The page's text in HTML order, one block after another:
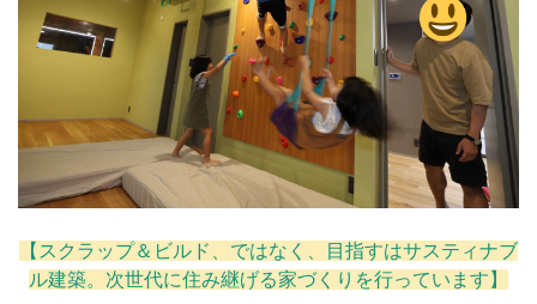
【スクラップ＆ビルド、ではなく、目指すはサスティナブ
ル建築。次世代に住み継げる家づくりを行っています】